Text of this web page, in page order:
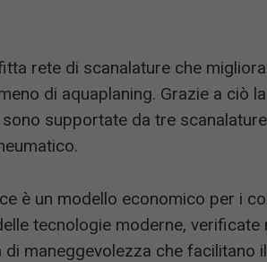
rete di scanalature che
di aquaplaning. Grazie a ciò
supportate da tre
è un modello economico per i
tecnologie moderne,
maneggevolezza che facilitano